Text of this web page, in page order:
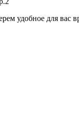
удобное для вас